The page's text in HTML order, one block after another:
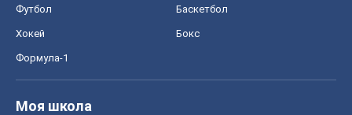
Футбол Баскетбол
Хокей Бокс
Формула-1
Моя школа